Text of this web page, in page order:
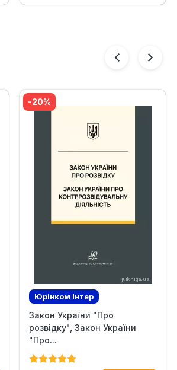
Юрінком Iнтер
Ексклюзив
Закон України "Про
розвідку", Закон України
"Про...
-20%